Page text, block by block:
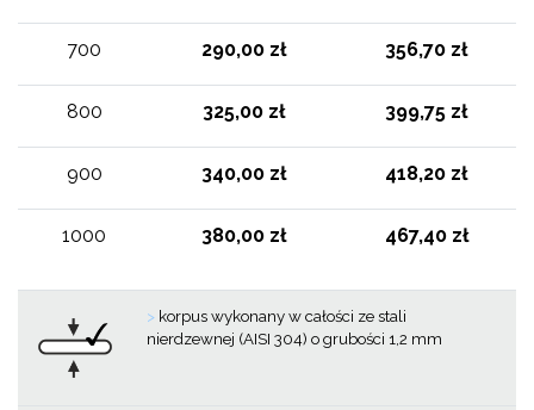
700 290,00 zł 356,70 zł
800 325,00 zł 399,75 zł
900 340,00 zł 418,20 zł
1000 380,00 zł 467,40 zł
> korpus wykonany w całości ze stali
nierdzewnej (AISI 304) o grubości 1,2 mm